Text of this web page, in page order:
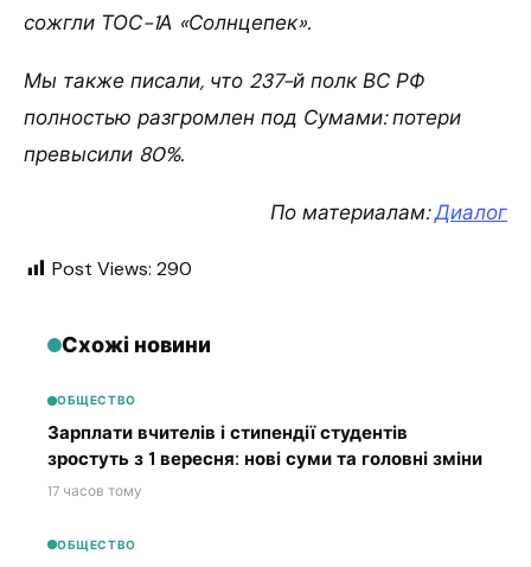
сожгли ТОС-1А «Солнцепек».
Мы также писали, что 237-й полк ВС РФ
полностью разгромлен под Сумами: потери
превысили 80%.
По материалам:Диалог
Post Views: 290
Схожі новини
ОБЩЕСТВО
Зарплати вчителів і стипендії студентів
зростуть з 1 вересня: нові суми та головні зміни
17 часов тому
ОБЩЕСТВО